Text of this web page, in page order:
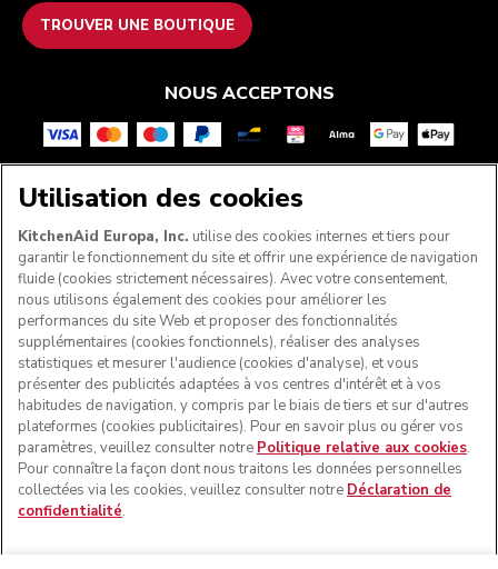
TROUVER UNE BOUTIQUE
NOUS ACCEPTONS
SUIVEZ-NOUS
© KitchenAid 2026 - Tous droits réservés. KitchenAid et la
forme du robot pâtissier multifonction sont des marques
commerciales aux États-Unis et ailleurs.
Utilisation des cookies
KitchenAid Europa, Inc. utilise des cookies internes et tiers pour
garantir le fonctionnement du site et offrir une expérience de navigation
fluide (cookies strictement nécessaires). Avec votre consentement,
nous utilisons également des cookies pour améliorer les
performances du site Web et proposer des fonctionnalités
supplémentaires (cookies fonctionnels), réaliser des analyses
statistiques et mesurer l'audience (cookies d'analyse), et vous
présenter des publicités adaptées à vos centres d'intérêt et à vos
habitudes de navigation, y compris par le biais de tiers et sur d'autres
plateformes (cookies publicitaires). Pour en savoir plus ou gérer vos
paramètres, veuillez consulter notre Politique relative aux cookies.
Pour connaître la façon dont nous traitons les données personnelles
collectées via les cookies, veuillez consulter notre Déclaration de
confidentialité.